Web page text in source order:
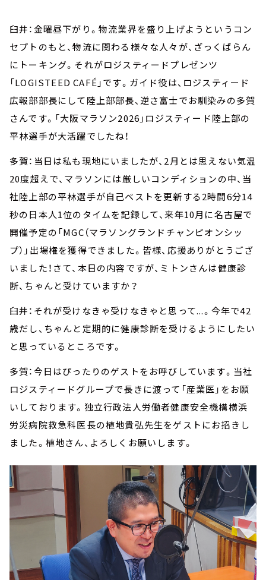
臼井：金曜昼下がり。物流業界を盛り上げようというコン
セプトのもと、物流に関わる様々な人々が、ざっくばらん
にトーキング。それがロジスティードプレゼンツ
「LOGISTEED CAFÉ」です。ガイド役は、ロジスティード
広報部部長にして陸上部部長、逆さ富士でお馴染みの多賀
さんです。「大阪マラソン2026」ロジスティード陸上部の
平林選手が大活躍でしたね！
多賀：当日は私も現地にいましたが、2月とは思えない気温
20度超えで、マラソンには厳しいコンディションの中、当
社陸上部の平林選手が自己ベストを更新する2時間6分14
秒の日本人1位のタイムを記録して、来年10月に名古屋で
開催予定の「MGC（マラソングランドチャンピオンシッ
プ）」出場権を獲得できました。皆様、応援ありがとうござ
いました！さて、本日の内容ですが、ミトンさんは健康診
断、ちゃんと受けていますか？
臼井：それが受けなきゃ受けなきゃと思って...。今年で42
歳だし、ちゃんと定期的に健康診断を受けるようにしたい
と思っているところです。
多賀：今日はぴったりのゲストをお呼びしています。当社
ロジスティードグループで長きに渡って「産業医」をお願
いしております。独立行政法人労働者健康安全機構横浜
労災病院救急科医長の植地貴弘先生をゲストにお招きし
ました。植地さん、よろしくお願いします。